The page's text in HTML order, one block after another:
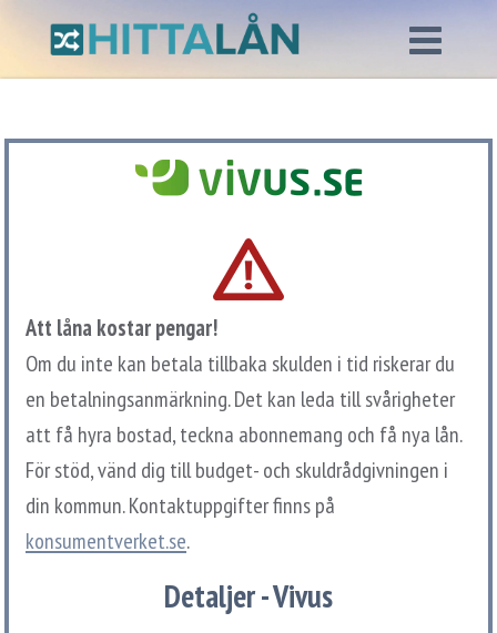
Att låna kostar pengar!
Om du inte kan betala tillbaka skulden i tid riskerar du
en betalningsanmärkning. Det kan leda till svårigheter
att få hyra bostad, teckna abonnemang och få nya lån.
För stöd, vänd dig till budget- och skuldrådgivningen i
din kommun. Kontaktuppgifter finns på
konsumentverket.se.
Detaljer - Vivus